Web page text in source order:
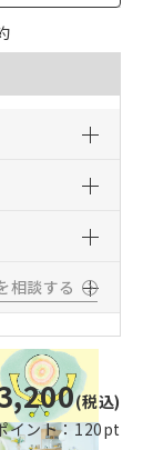
相談する
(税込)
イント：120pt